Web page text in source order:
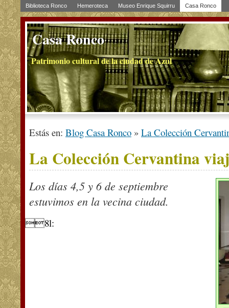
Biblioteca Ronco Hemeroteca Museo Enrique Squirru Casa Ronco
Casa Ronco
Patrimonio cultural de la ciudad de Azul
Estás en: Blog Casa Ronco » La Colección
La Colección Cervantina
Los días 4,5 y 6 de septiembre
estuvimos en la vecina ciudad.
8l: